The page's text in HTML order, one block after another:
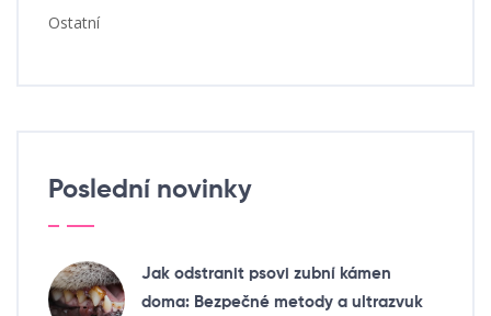
Ostatní
Poslední novinky
Jak odstranit psovi zubní kámen
doma: Bezpečné metody a ultrazvuk